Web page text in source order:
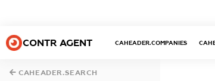
CONTR AGENT CAHEADER.COMPANIES
CAHEADER.SEARCH